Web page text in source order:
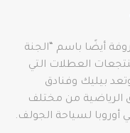
أيضًا باسم “الجنة
العطلات التي
بيليك وفنادق
الرياضية من مختلف
لسياحة الجولف.